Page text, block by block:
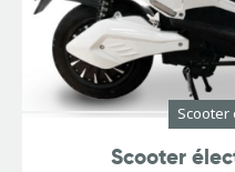
Scooter
Scooter